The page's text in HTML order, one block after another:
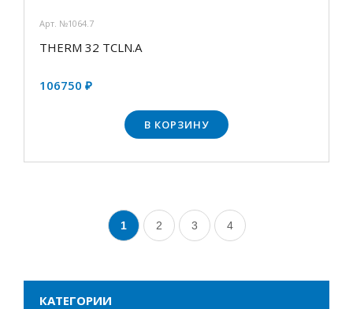
Арт. №1064.7
THERM 32 TCLN.А
106750 ₽
В КОРЗИНУ
1 2 3 4
КАТЕГОРИИ